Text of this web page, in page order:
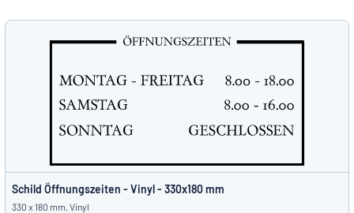
Schild Öffnungszeiten - Vinyl - 330x180 mm
330 x 180 mm, Vinyl